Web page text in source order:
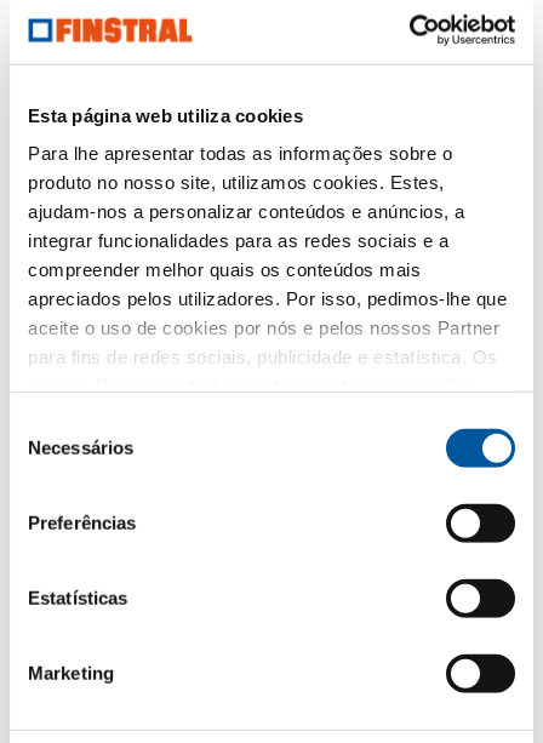
Esta página web utiliza cookies
Para lhe apresentar todas as informações sobre o
produto no nosso site, utilizamos cookies. Estes,
ajudam-nos a personalizar conteúdos e anúncios, a
integrar funcionalidades para as redes sociais e a
compreender melhor quais os conteúdos mais
apreciados pelos utilizadores. Por isso, pedimos-lhe que
aceite o uso de cookies por nós e pelos nossos Partner
para fins de redes sociais, publicidade e estatística. Os
parte da sua utilização do website. Obrigado.
Necessários
Preferências
Estatísticas
Marketing
É assim que tratamos os seus dados.
Utilizamos os seus dados para responder o melhor
possível ao seu pedido e não para publicidade não
solicitada. Transmitimo-los diretamente ao distribuidor
partner escolhido, exclusivamente para esse fim. Todos
os pormenores do tratamento de dados estão
descritos na presente
política de privacidades
Qual é o tema que mais lhe interessa?
Envidraçados
Renovação